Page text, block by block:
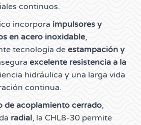
continuos.
incorpora impulsores y
en acero inoxidable,
tecnología de estampación y
excelente resistencia a la
hidráulica y una larga vida
continua.
de acoplamiento cerrado,
radial, la CHL8-30 permite